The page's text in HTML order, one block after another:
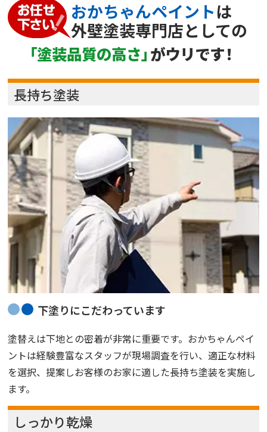
おかちゃんペイントは
外壁塗装専門店としての
「塗装品質の高さ」がウリです！
長持ち塗装
下塗りにこだわっています
塗替えは下地との密着が非常に重要です。おかちゃんペイ
ントは経験豊富なスタッフが現場調査を行い、適正な材料
を選択、提案しお客様のお家に適した長持ち塗装を実施し
ます。
しっかり乾燥